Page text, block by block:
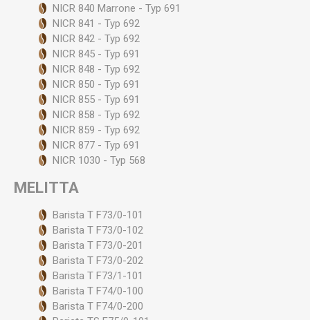
NICR 840 Marrone - Typ 691
NICR 841 - Typ 692
NICR 842 - Typ 692
NICR 845 - Typ 691
NICR 848 - Typ 692
NICR 850 - Typ 691
NICR 855 - Typ 691
NICR 858 - Typ 692
NICR 859 - Typ 692
NICR 877 - Typ 691
NICR 1030 - Typ 568
MELITTA
Barista T F73/0-101
Barista T F73/0-102
Barista T F73/0-201
Barista T F73/0-202
Barista T F73/1-101
Barista T F74/0-100
Barista T F74/0-200